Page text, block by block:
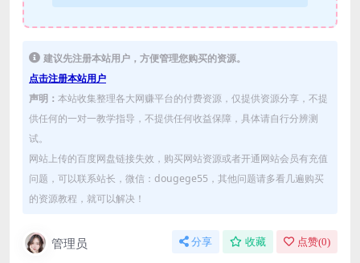
建议先注册本站用户，方便管理您购买的资源。
点击注册本站用户
声明： 本站收集整理各大网赚平台的付费资源，仅提供资源分享，不提
供任何的一对一教学指导，不提供任何收益保障，具体请自行分辨测
试。
网站上传的百度网盘链接失效，购买网站资源或者开通网站会员有充值
问题，可以联系站长，微信：dougege55，其他问题请多看几遍购买
的资源教程，就可以解决！
管理员 分享 收藏 点赞(0)